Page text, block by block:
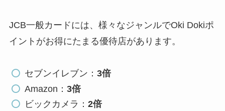
JCB一般カードには、様々なジャンルでOki Dokiポ
イントがお得にたまる優待店があります。
セブンイレブン：3倍
Amazon：3倍
ビックカメラ：2倍